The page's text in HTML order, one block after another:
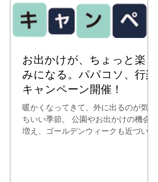
容「ラ・モルフェ ガーゼハンカチ5枚
組」 アレルギー衣料としても定評のあ
る「ラ・モルフェ加工」を施した、肌
100%ガーゼハンカチです
（34cm×34cm）。赤ちゃんのデリケ
ートな肌に安心して使えるだけでな
く、日常使いに最適な高品質アイテム
として、毎日の心地よい育児時間を支
えます。 キャンペーン概要 ■ 参加方法
①（実店舗でご購入の方） 対象商品を
実施店舗でご購入いただいた方へ。も
お出かけが、ちょっと楽し
みになる。パパコソ、行楽
キャンペーン開催！
暖かくなってきて、外に出るのが気持
ちいい季節。 公園やお出かけの機会も
増え、ゴールデンウィークも近づいて